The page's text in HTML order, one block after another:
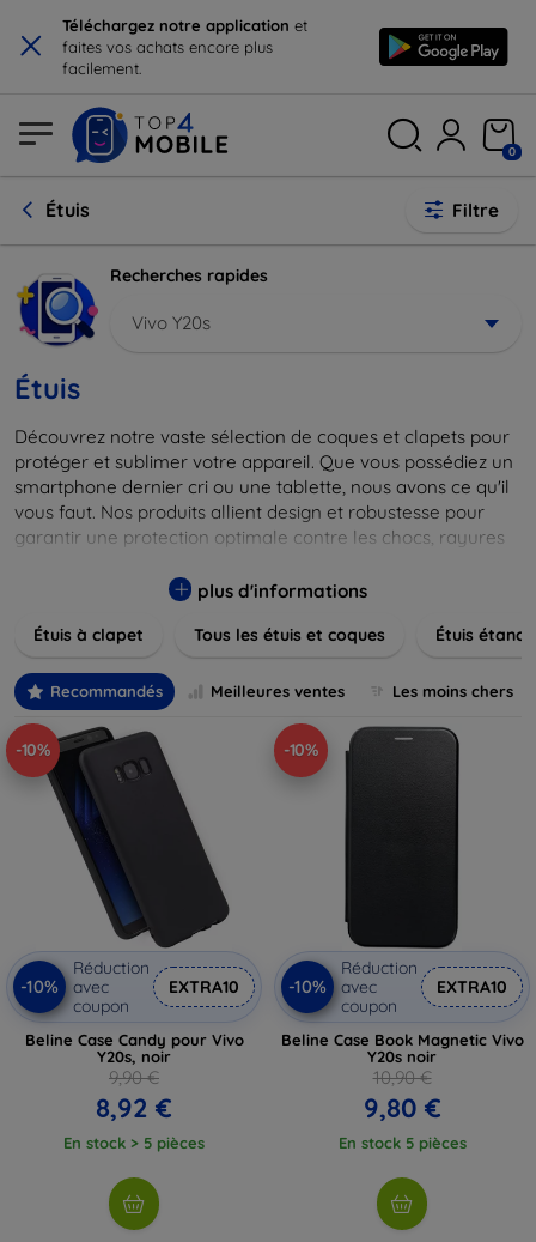
× Téléchargez notre application et
faites vos achats encore plus
facilement.
0
Étuis Filtre
Recherches rapides
Vivo Y20s
Étuis
Découvrez notre vaste sélection de coques et clapets pour
protéger et sublimer votre appareil. Que vous possédiez un
smartphone dernier cri ou une tablette, nous avons ce qu'il
vous faut. Nos produits allient design et robustesse pour
garantir une protection optimale contre les chocs, rayures
allant des modèles élégants et minimalistes aux designs
matériaux de haute qualité, y compris le cuir, le silicone, et
parfait pour exprimer votre style tout en assurant la
durabilité de votre appareil.
plus d'informations
Étuis à clapet Tous les étuis et coques Étuis
Recommandés Meilleures ventes Les moins chers
-10%
-10%
Réduction
avec
coupon
EXTRA10
Beline Case Candy pour Vivo
Y20s, noir
9,90 €
8,92 €
En stock > 5 pièces
-10%
-10%
Réduction
avec
coupon
EXTRA10
Beline Case Book Magnetic Vivo
Y20s noir
10,90 €
9,80 €
En stock 5 pièces